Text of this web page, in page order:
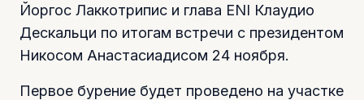
Йоргос Лаккотрипис и глава ENI Клаудио
Дескальци по итогам встречи с президентом
Никосом Анастасиадисом 24 ноября.
Первое бурение будет проведено на участке